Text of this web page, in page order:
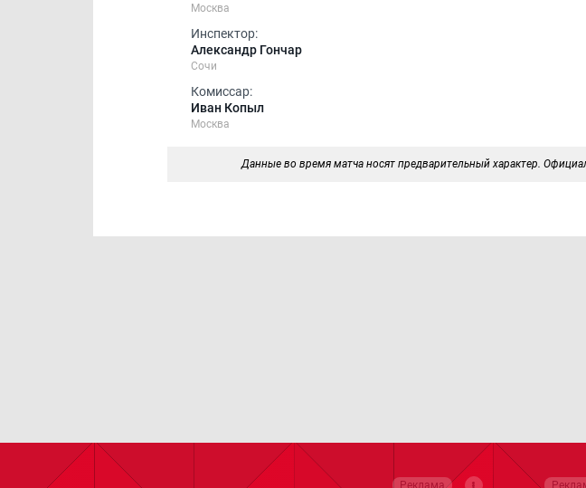
Москва
Инспектор:
Александр Гончар
Сочи
Комиссар:
Иван Копыл
Москва
Данные во время матча носят предварительный характер.
Реклама